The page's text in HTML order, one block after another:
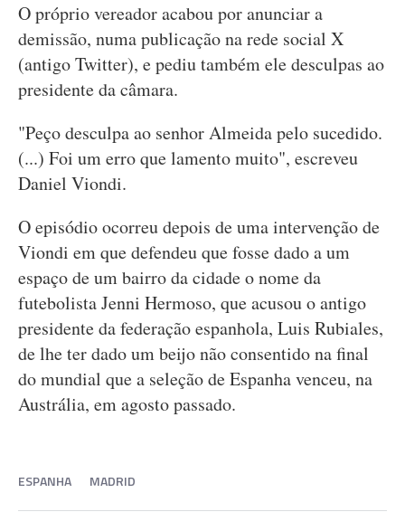
O próprio vereador acabou por anunciar a
demissão, numa publicação na rede social X
(antigo Twitter), e pediu também ele desculpas ao
presidente da câmara.
"Peço desculpa ao senhor Almeida pelo sucedido.
(...) Foi um erro que lamento muito", escreveu
Daniel Viondi.
O episódio ocorreu depois de uma intervenção de
Viondi em que defendeu que fosse dado a um
espaço de um bairro da cidade o nome da
futebolista Jenni Hermoso, que acusou o antigo
presidente da federação espanhola, Luis Rubiales,
de lhe ter dado um beijo não consentido na final
do mundial que a seleção de Espanha venceu, na
Austrália, em agosto passado.
ESPANHA MADRID